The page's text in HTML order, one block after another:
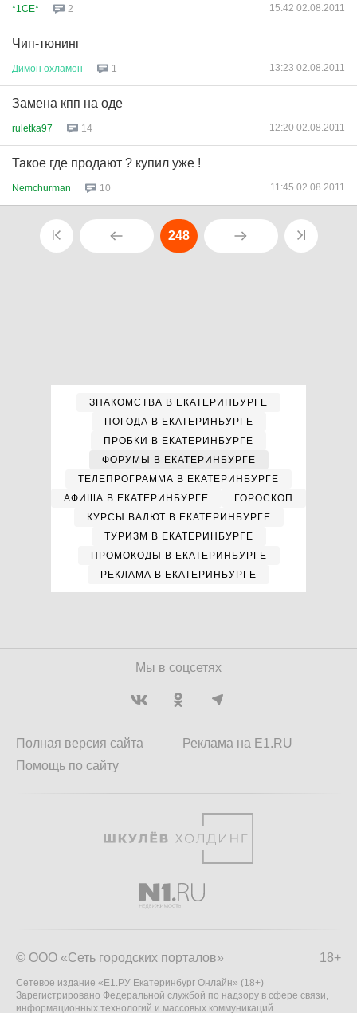
*1CE* 2 15:42 02.08.2011
Чип-тюнинг
Димон охламон 1 13:23 02.08.2011
Замена кпп на оде
ruletka97 14 12:20 02.08.2011
Такое где продают ? купил уже !
Nemchurman 10 11:45 02.08.2011
248
ЗНАКОМСТВА В ЕКАТЕРИНБУРГЕ
ПОГОДА В ЕКАТЕРИНБУРГЕ
ПРОБКИ В ЕКАТЕРИНБУРГЕ
ФОРУМЫ В ЕКАТЕРИНБУРГЕ
ТЕЛЕПРОГРАММА В ЕКАТЕРИНБУРГЕ
АФИША В ЕКАТЕРИНБУРГЕ
ГОРОСКОП
КУРСЫ ВАЛЮТ В ЕКАТЕРИНБУРГЕ
ТУРИЗМ В ЕКАТЕРИНБУРГЕ
ПРОМОКОДЫ В ЕКАТЕРИНБУРГЕ
РЕКЛАМА В ЕКАТЕРИНБУРГЕ
Мы в соцсетях
Полная версия сайта
Помощь по сайту
Реклама на E1.RU
18+
© ООО «Сеть городских порталов»
Сетевое издание «Е1.РУ Екатеринбург Онлайн» (18+)
Зарегистрировано Федеральной службой по надзору в сфере связи,
информационных технологий и массовых коммуникаций